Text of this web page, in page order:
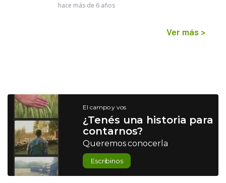
hace más de 6 años
Ver más >
El campo y vos
¿Tenés una historia para
contarnos?
Queremos conocerla
Escribinos